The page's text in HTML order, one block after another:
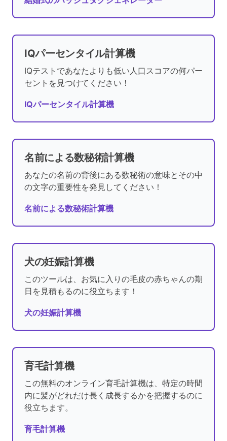
IQパーセンタイル計算機
IQテストであなたよりも低い人口スコアの何パー
セントを見つけてください！
IQパーセンタイル計算機
名前による数秘術計算機
あなたの名前の背後にある数秘術の意味とその中
の文字の重要性を発見してください！
名前による数秘術計算機
犬の妊娠計算機
このツールは、お気に入りの毛皮の赤ちゃんの期
日を見積もるのに役立ちます！
犬の妊娠計算機
育毛計算機
この無料のオンライン育毛計算機は、特定の時間
内に髪がどれだけ長く成長するかを把握するのに
役立ちます。
育毛計算機